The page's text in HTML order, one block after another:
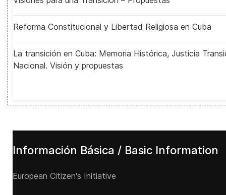
Reforma Constitucional y Libertad Religiosa en Cuba
La transición en Cuba: Memoria Histórica, Justicia
Nacional. Visión y propuestas
Información Básica / Basic Information
European Citizen's Initiative